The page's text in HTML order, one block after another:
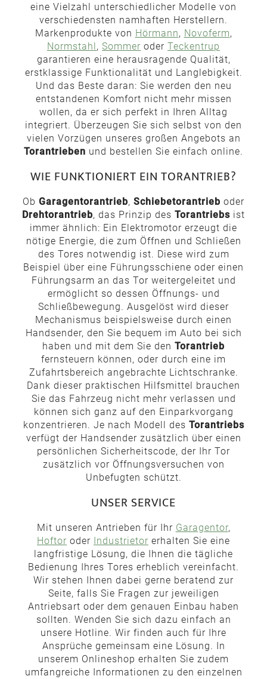
eine Vielzahl unterschiedlicher Modelle von
verschiedensten namhaften Herstellern.
Markenprodukte von Hörmann, Novoferm,
Normstahl, Sommer oder Teckentrup
garantieren eine herausragende Qualität,
erstklassige Funktionalität und Langlebigkeit.
Und das Beste daran: Sie werden den neu
entstandenen Komfort nicht mehr missen
wollen, da er sich perfekt in Ihren Alltag
integriert. Überzeugen Sie sich selbst von den
vielen Vorzügen unseres großen Angebots an
Torantrieben und bestellen Sie einfach online.
WIE FUNKTIONIERT EIN TORANTRIEB?
Ob Garagentorantrieb, Schiebetorantrieb oder
Drehtorantrieb, das Prinzip des Torantriebs ist
immer ähnlich: Ein Elektromotor erzeugt die
nötige Energie, die zum Öffnen und Schließen
des Tores notwendig ist. Diese wird zum
Beispiel über eine Führungsschiene oder einen
Führungsarm an das Tor weitergeleitet und
ermöglicht so dessen Öffnungs- und
Schließbewegung. Ausgelöst wird dieser
Mechanismus beispielsweise durch einen
Handsender, den Sie bequem im Auto bei sich
haben und mit dem Sie den Torantrieb
fernsteuern können, oder durch eine im
Zufahrtsbereich angebrachte Lichtschranke.
Dank dieser praktischen Hilfsmittel brauchen
Sie das Fahrzeug nicht mehr verlassen und
können sich ganz auf den Einparkvorgang
konzentrieren. Je nach Modell des Torantriebs
verfügt der Handsender zusätzlich über einen
persönlichen Sicherheitscode, der Ihr Tor
zusätzlich vor Öffnungsversuchen von
Unbefugten schützt.
UNSER SERVICE
Mit unseren Antrieben für Ihr Garagentor,
Hoftor oder Industrietor erhalten Sie eine
langfristige Lösung, die Ihnen die tägliche
Bedienung Ihres Tores erheblich vereinfacht.
Wir stehen Ihnen dabei gerne beratend zur
Seite, falls Sie Fragen zur jeweiligen
Antriebsart oder dem genauen Einbau haben
sollten. Wenden Sie sich dazu einfach an
unsere Hotline. Wir finden auch für Ihre
Ansprüche gemeinsam eine Lösung. In
unserem Onlineshop erhalten Sie zudem
umfangreiche Informationen zu den einzelnen